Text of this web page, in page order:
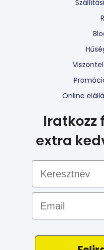
Online
Iratkozz
extra
Email